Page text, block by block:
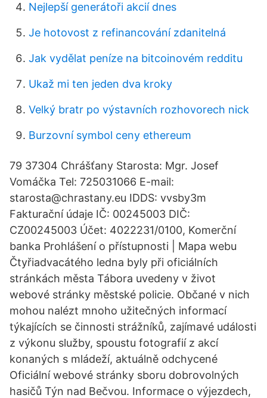
Nejlepší generátoři akcií dnes
Je hotovost z refinancování zdanitelná
Jak vydělat peníze na bitcoinovém redditu
Ukaž mi ten jeden dva kroky
Velký bratr po výstavních rozhovorech nick
Burzovní symbol ceny ethereum
79 37304 Chrášťany Starosta: Mgr. Josef
Vomáčka Tel: 725031066 E-mail:
starosta@chrastany.eu IDDS: vvsby3m
Fakturační údaje IČ: 00245003 DIČ:
CZ00245003 Účet: 4022231/0100, Komerční
banka Prohlášení o přístupnosti | Mapa webu
Čtyřiadvacátého ledna byly při oficiálních
stránkách města Tábora uvedeny v život
webové stránky městské policie. Občané v nich
mohou nalézt mnoho užitečných informací
týkajících se činnosti strážníků, zajímavé události
z výkonu služby, spoustu fotografií z akcí
konaných s mládeží, aktuálně odchycené
Oficiální webové stránky sboru dobrovolných
hasičů Týn nad Bečvou. Informace o výjezdech,